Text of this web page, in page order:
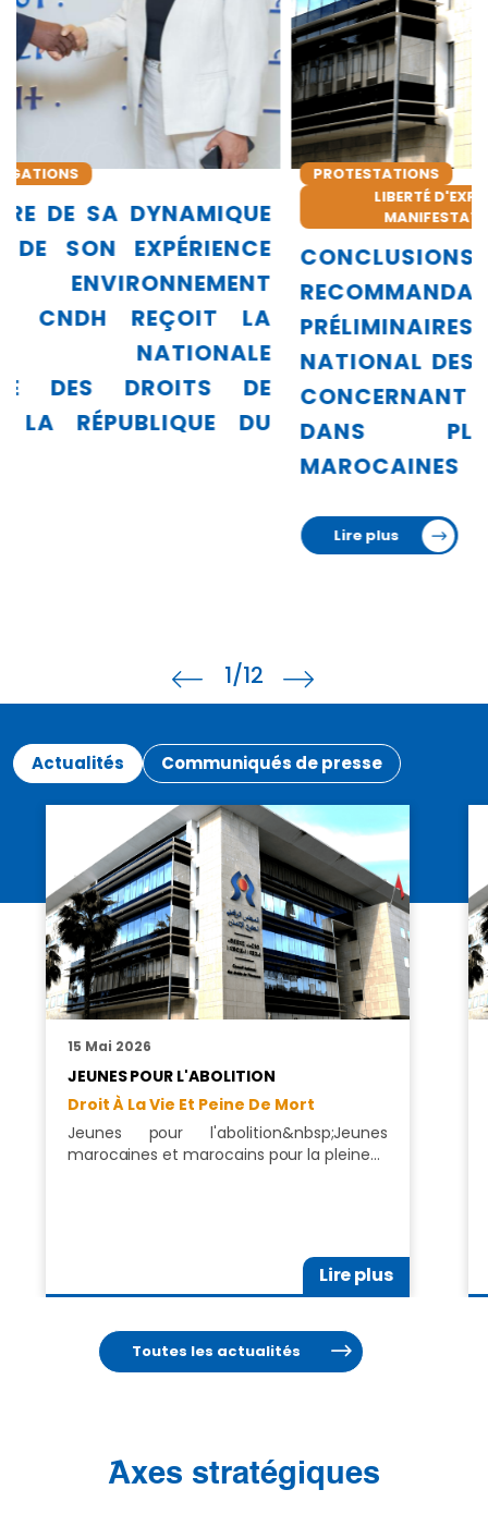
CONCLUSIONS ET
RECOMMANDATIONS
PRÉLIMINAIRES DU CONSEIL
NATIONAL DES DROITS DE L’HOMME
CONCERNANT LES PROTESTATIONS
DANS PLUSIEURS VILLES
PROTESTATIONS
LIBERTÉ D'EXPRESSION, DE RÉUNION, DE
MANIFESTATION ET D'ASSOCIATION
1/12
Actualités Communiqués de presse
15 Mai 2026
JEUNES POUR L'ABOLITION
Droit À La Vie Et Peine De Mort
Jeunes pour l'abolition&nbsp;Jeunes
marocaines et marocains pour la pleine…
Lire plus
Toutes les actualités
َAxes stratégiques